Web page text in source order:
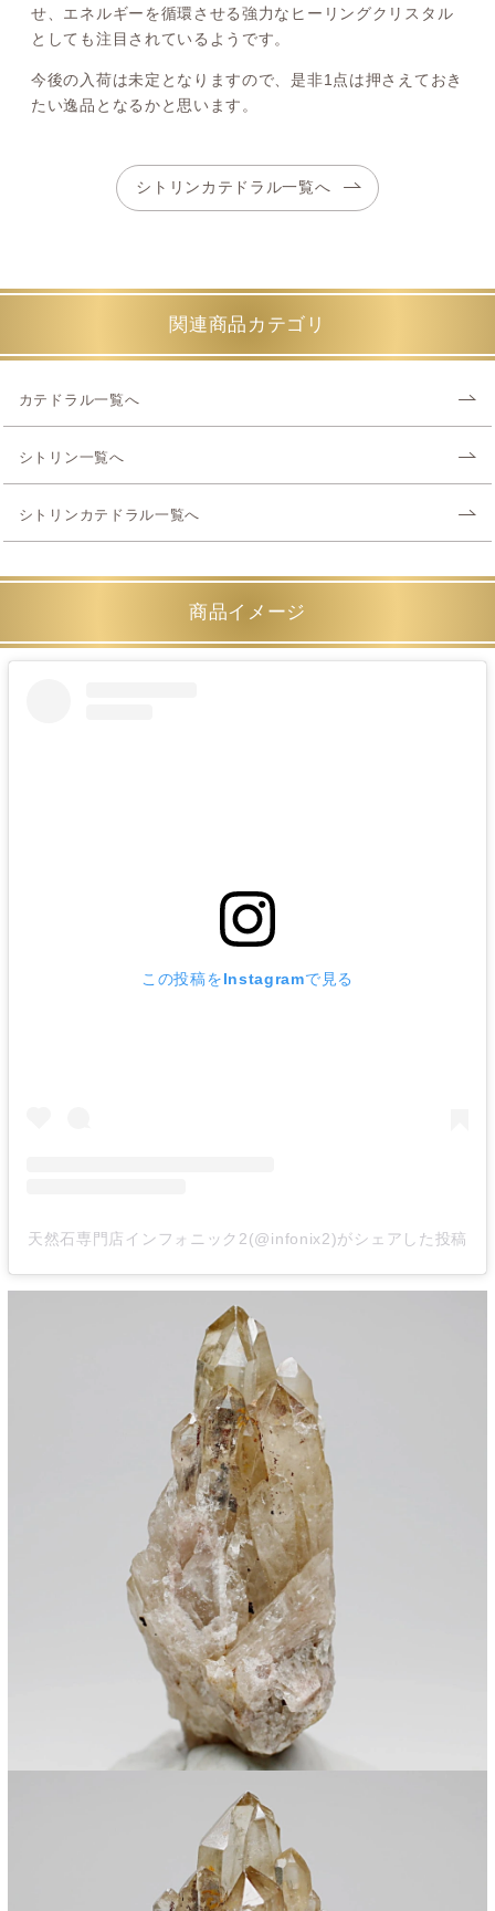
せ、エネルギーを循環させる強力なヒーリングクリスタル
としても注目されているようです。
今後の入荷は未定となりますので、是非1点は押さえておき
たい逸品となるかと思います。
シトリンカテドラル一覧へ
関連商品カテゴリ
カテドラル一覧へ
シトリン一覧へ
シトリンカテドラル一覧へ
商品イメージ
この投稿をInstagramで見る
天然石専門店インフォニック2(@infonix2)がシェアした投稿